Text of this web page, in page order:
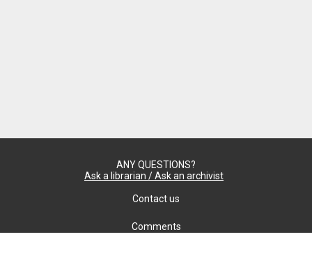
ANY QUESTIONS?
Ask a librarian / Ask an archivist
Contact us
Comments